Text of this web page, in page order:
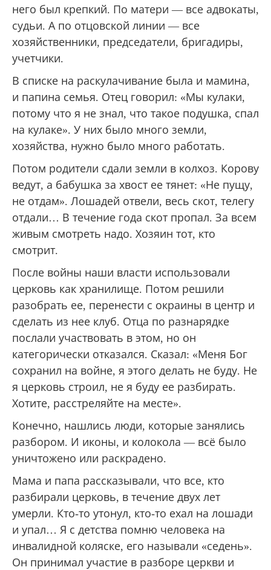
него был крепкий. По матери — все адвокаты,
судьи. А по отцовской линии — все
хозяйственники, председатели, бригадиры,
учетчики.
В списке на раскулачивание была и мамина,
и папина семья. Отец говорил: «Мы кулаки,
потому что я не знал, что такое подушка, спал
на кулаке». У них было много земли,
хозяйства, нужно было много работать.
Потом родители сдали земли в колхоз. Корову
ведут, а бабушка за хвост ее тянет: «Не пущу,
не отдам». Лошадей отвели, весь скот, телегу
отдали… В течение года скот пропал. За всем
живым смотреть надо. Хозяин тот, кто
смотрит.
После войны наши власти использовали
церковь как хранилище. Потом решили
разобрать ее, перенести с окраины в центр и
сделать из нее клуб. Отца по разнарядке
послали участвовать в этом, но он
категорически отказался. Сказал: «Меня Бог
сохранил на войне, я этого делать не буду. Не
я церковь строил, не я буду ее разбирать.
Хотите, расстреляйте на месте».
Конечно, нашлись люди, которые занялись
разбором. И иконы, и колокола — всё было
уничтожено или раскрадено.
Мама и папа рассказывали, что все, кто
разбирали церковь, в течение двух лет
умерли. Кто-то утонул, кто-то ехал на лошади
и упал… Я с детства помню человека на
инвалидной коляске, его называли «седень».
Он принимал участие в разборе церкви и